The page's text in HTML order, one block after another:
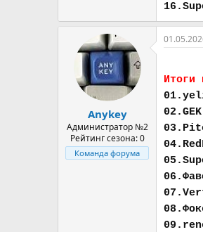
Anykey
Администратор №2
Рейтинг сезона: 0
Команда форума
Итоги